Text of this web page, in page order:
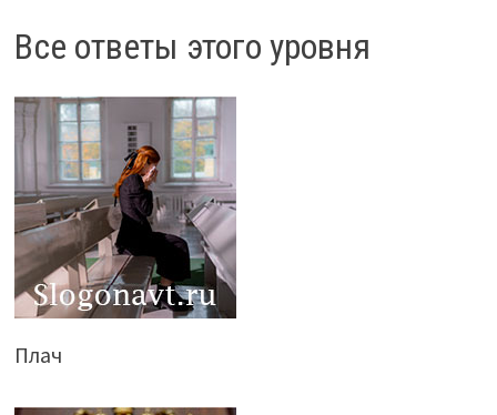
Все ответы этого уровня
Плач